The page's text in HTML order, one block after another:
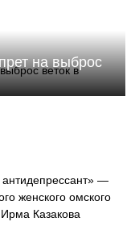
на выброс
—
женского омского
Казакова